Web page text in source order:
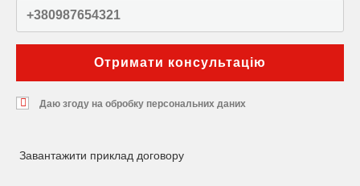
Даю згоду на обробку персональних даних
Завантажити приклад договору